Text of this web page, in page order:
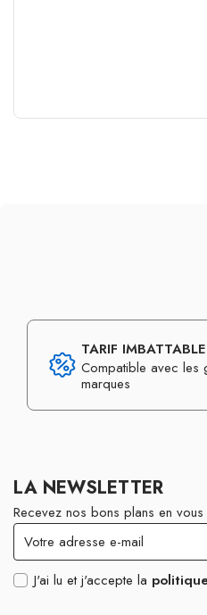
TARIF IMBATTABLE
Compatible avec les
marques
LA NEWSLETTER
Recevez nos bons plans en
J'ai lu et j'accepte la